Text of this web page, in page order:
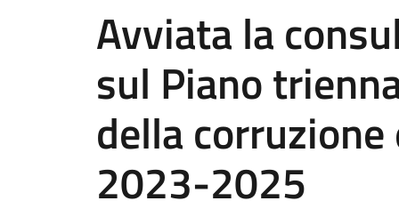
Avviata la
sul Piano
della
2023-2025